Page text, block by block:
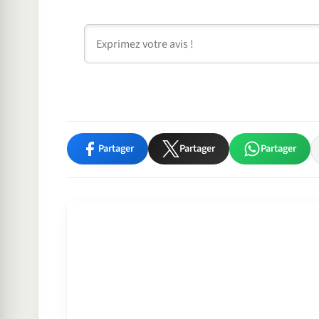
Partager Partager Partager